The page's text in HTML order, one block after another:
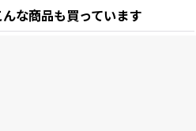
な商品も買っています